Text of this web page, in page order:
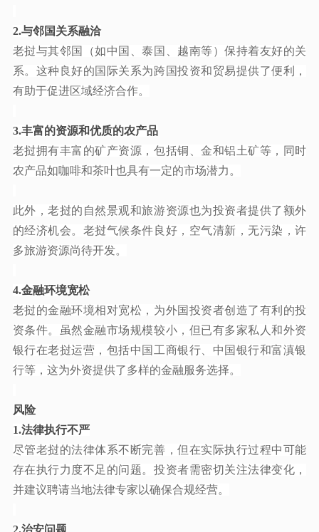
2.与邻国关系融洽
老挝与其邻国（如中国、泰国、越南等）保持着友好的关
系。这种良好的国际关系为跨国投资和贸易提供了便利，
有助于促进区域经济合作。
3.丰富的资源和优质的农产品
老挝拥有丰富的矿产资源，包括铜、金和铝土矿等，同时
农产品如咖啡和茶叶也具有一定的市场潜力。
此外，老挝的自然景观和旅游资源也为投资者提供了额外
的经济机会。老挝气候条件良好，空气清新，无污染，许
多旅游资源尚待开发。
4.金融环境宽松
老挝的金融环境相对宽松，为外国投资者创造了有利的投
资条件。虽然金融市场规模较小，但已有多家私人和外资
银行在老挝运营，包括中国工商银行、中国银行和富滇银
行等，这为外资提供了多样的金融服务选择。
风险
1.法律执行不严
尽管老挝的法律体系不断完善，但在实际执行过程中可能
存在执行力度不足的问题。投资者需密切关注法律变化，
并建议聘请当地法律专家以确保合规经营。